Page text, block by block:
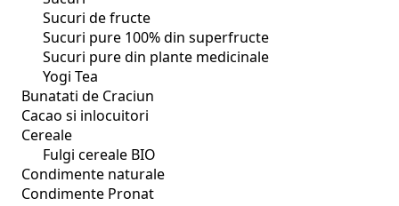
Sucuri de fructe
Sucuri pure 100% din superfructe
Sucuri pure din plante medicinale
Yogi Tea
Bunatati de Craciun
Cacao si inlocuitori
Cereale
Fulgi cereale BIO
Condimente naturale
Condimente Pronat